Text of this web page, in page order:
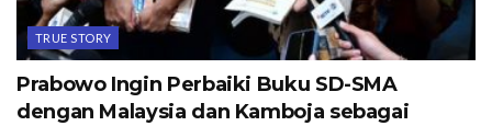
TRUE STORY
Prabowo Ingin Perbaiki Buku SD-SMA
dengan Malaysia dan Kamboja sebagai